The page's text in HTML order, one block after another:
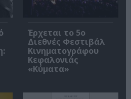
Έρχεται το 5ο
Διεθνές Φεστιβάλ
Κινηματογράφου
Κεφαλονιάς
«Κύματα»